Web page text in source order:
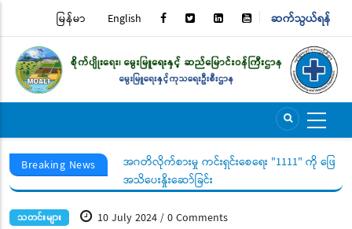
content
TOP
MENU
ဆက်သွယ်ရန်
မြန်မာ English
Breaking News
ရေးအသိပေးနှိုးဆော်
အဂတိလိုက်စားမှု ကင်းရှင်းစေရေး "1111" ကို ဖြေကြ
အသိပေးနှိုးဆော်ခြင်း
သတင်းများ 10 July 2024/0 Comments